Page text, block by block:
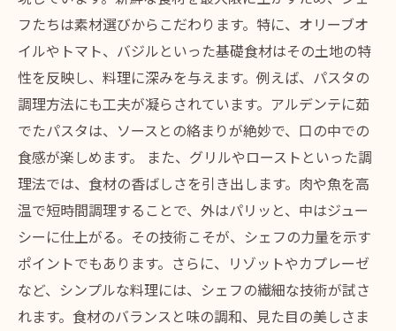
フたちは素材選びからこだわります。特に、オリーブオ
イルやトマト、バジルといった基礎食材はその土地の特
性を反映し、料理に深みを与えます。例えば、パスタの
調理方法にも工夫が凝らされています。アルデンテに茹
でたパスタは、ソースとの絡まりが絶妙で、口の中での
食感が楽しめます。 また、グリルやローストといった調
理法では、食材の香ばしさを引き出します。肉や魚を高
温で短時間調理することで、外はパリッと、中はジュー
シーに仕上がる。その技術こそが、シェフの力量を示す
ポイントでもあります。さらに、リゾットやカプレーゼ
など、シンプルな料理には、シェフの繊細な技術が試さ
れます。食材のバランスと味の調和、見た目の美しさま